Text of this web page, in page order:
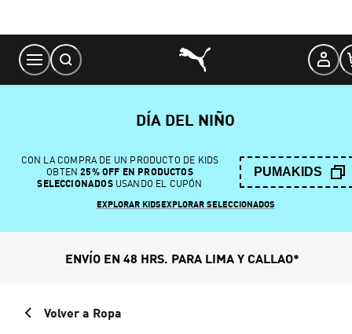
Content
DÍA DEL NIÑO
CON LA COMPRA DE UN PRODUCTO DE KIDS
OBTEN 25% OFF EN PRODUCTOS
SELECCIONADOSUSANDO EL CUPÓN
PUMAKIDS
EXPLORAR KIDSEXPLORAR SELECCIONADOS
ENVÍO EN 48 HRS. PARA LIMA Y CALLAO*
Volver a Ropa